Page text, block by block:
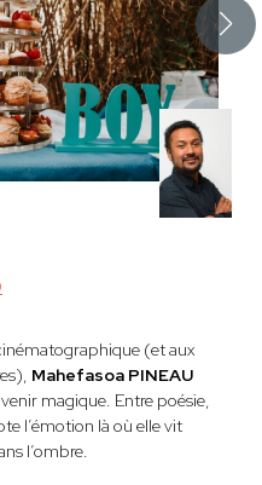
(et aux
Mahefasoa PINEAU
magique. Entre poésie,
l’émotion là où elle vit
l’ombre.